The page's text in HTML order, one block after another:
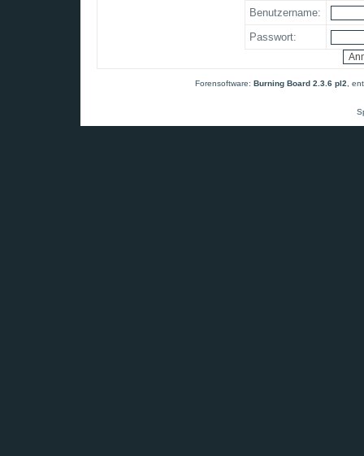
Benutzername:
Passwort:
Forensoftware: Burning Board 2.3.6 pl2 ,